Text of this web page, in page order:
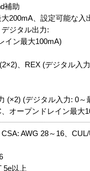
補助
200mA、設定可能な入
ジタル出力:
イン最大100mA)
、REX (デジタル入
(×2) (デジタル入力: 0～
オープンドレイン最大
AWG 28～16、CUL/
5e以上